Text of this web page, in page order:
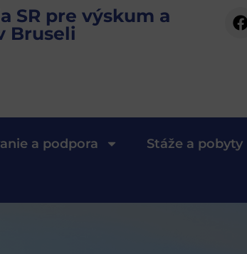
SR pre výskum a
Bruseli
a podpora Stáže a pobyty